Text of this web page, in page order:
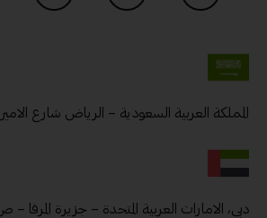
المملكة العربية السعودية – الرياض شارع